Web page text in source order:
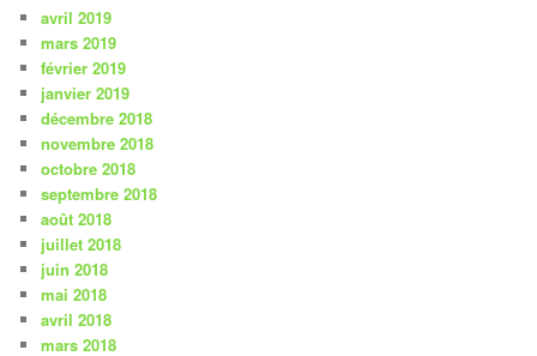
avril 2019
mars 2019
février 2019
janvier 2019
décembre 2018
novembre 2018
octobre 2018
septembre 2018
août 2018
juillet 2018
juin 2018
mai 2018
avril 2018
mars 2018